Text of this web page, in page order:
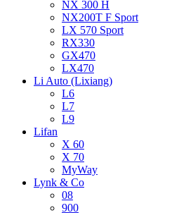
NX 300 H
NX200T F Sport
LX 570 Sport
RX330
GX470
LX470
Li Auto (Lixiang)
L6
L7
L9
Lifan
X 60
X 70
MyWay
Lynk & Co
08
900